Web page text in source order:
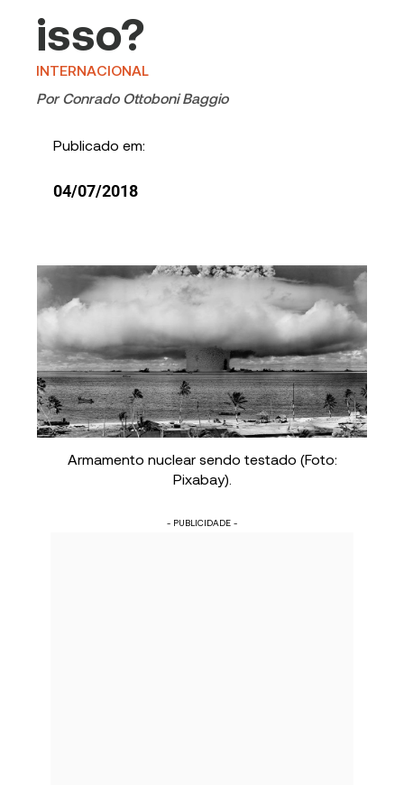
isso?
INTERNACIONAL
Por Conrado Ottoboni Baggio
Publicado em:
04/07/2018
Armamento nuclear sendo testado (Foto:
Pixabay).
- PUBLICIDADE -